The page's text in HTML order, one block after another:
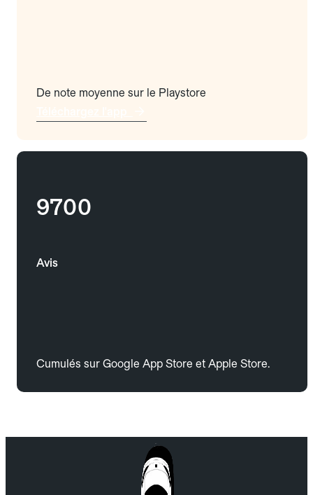
De note moyenne sur le Playstore
9700
Avis
Cumulés sur Google App Store et Apple Store.